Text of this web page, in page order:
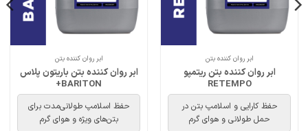
ابر روان کننده بتن
ابر روان کننده بتن ریتمپو
RETEMPO
حفظ کارایی و اسلامپ بتن در
حمل طولانی و هوای گرم
ابر روان کننده بتن
ابر روان کننده بتن باریتون پلاس
BARITON+
حفظ اسلامپ طولانی‌مدت برای
بتن‌های ویژه و هوای گرم